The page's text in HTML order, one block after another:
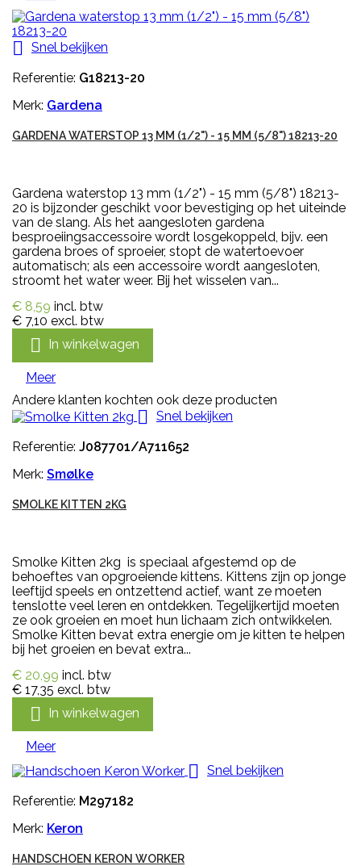
 Snel bekijken
Referentie: G18213-20
Merk: Gardena
GARDENA WATERSTOP 13 MM (1/2") - 15 MM (5/8") 18213-20
Gardena waterstop 13 mm (1/2") - 15 mm (5/8") 18213-
20 is bijzonder geschikt voor bevestiging op het uiteinde
van de slang. Als het aangesloten gardena
besproeiingsaccessoire wordt losgekoppeld, bijv. een
gardena broes of sproeier, stopt de watertoevoer
automatisch; als een accessoire wordt aangesloten,
stroomt het water weer. Bij het wisselen van...
€ 8,59 incl. btw
€ 7,10 excl. btw
 In winkelwagen
Meer
Andere klanten kochten ook deze producten
 Snel bekijken
Referentie: J087701/A711652
Merk: Smølke
SMOLKE KITTEN 2KG
Smolke Kitten 2kg is speciaal afgestemd op de
behoeftes van opgroeiende kittens. Kittens zijn op jonge
leeftijd speels en ontzettend actief, want ze moeten
tenslotte veel leren en ontdekken. Tegelijkertijd moeten
ze ook groeien en moet hun lichaam zich ontwikkelen.
Smolke Kitten bevat extra energie om je kitten te helpen
bij het groeien en bevat extra...
€ 20,99 incl. btw
€ 17,35 excl. btw
 In winkelwagen
Meer
 Snel bekijken
Referentie: M297182
Merk: Keron
HANDSCHOEN KERON WORKER